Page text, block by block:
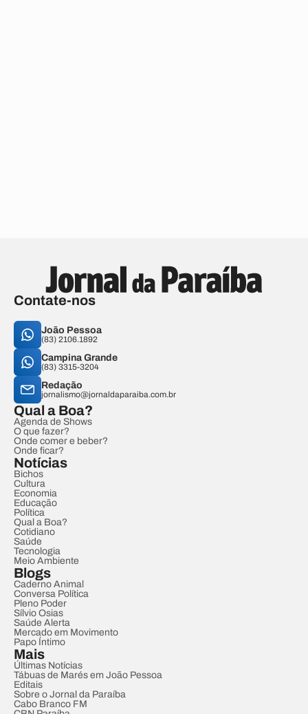
Contate-nos
João Pessoa
(83) 2106.1892
Campina Grande
(83) 3315-3204
Redação
jornalismo@jornaldaparaiba.com.br
Qual a Boa?
Agenda de Shows
O que fazer?
Onde comer e beber?
Onde ficar?
Notícias
Bichos
Cultura
Economia
Educação
Política
Qual a Boa?
Cotidiano
Saúde
Tecnologia
Meio Ambiente
Blogs
Caderno Animal
Conversa Política
Pleno Poder
Sílvio Osias
Saúde Alerta
Mercado em Movimento
Papo Íntimo
Mais
Últimas Notícias
Tábuas de Marés em João Pessoa
Editais
Sobre o Jornal da Paraíba
Cabo Branco FM